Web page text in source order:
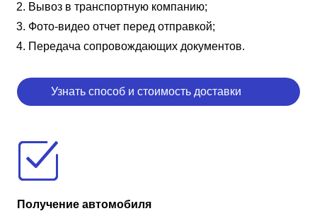
Вывоз в транспортную компанию;
Фото-видео отчет перед отправкой;
Передача сопровождающих документов.
Узнать способ и стоимость доставки
Получение автомобиля